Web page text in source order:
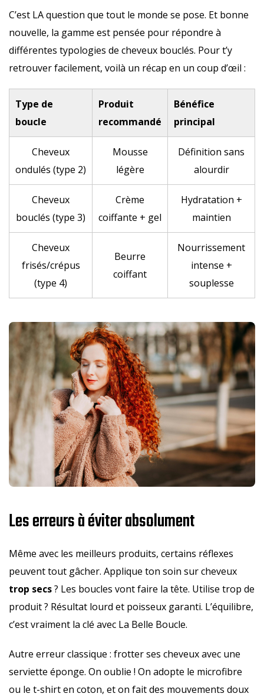
C’est LA question que tout le monde se pose. Et bonne
nouvelle, la gamme est pensée pour répondre à
différentes typologies de cheveux bouclés. Pour t’y
retrouver facilement, voilà un récap en un coup d’œil :
Type de
boucle
Produit
recommandé
Bénéfice
principal
Cheveux
ondulés (type 2)
Mousse
légère
Définition sans
alourdir
Cheveux
bouclés (type 3)
Crème
coiffante + gel
Hydratation +
maintien
Cheveux
frisés/crépus
(type 4)
Beurre
coiffant
Nourrissement
intense +
souplesse
Les erreurs à éviter absolument
Même avec les meilleurs produits, certains réflexes
peuvent tout gâcher. Applique ton soin sur cheveux
trop secs? Les boucles vont faire la tête. Utilise trop de
produit ? Résultat lourd et poisseux garanti. L’équilibre,
c’est vraiment la clé avec La Belle Boucle.
Autre erreur classique : frotter ses cheveux avec une
serviette éponge. On oublie ! On adopte le microfibre
ou le t-shirt en coton, et on fait des mouvements doux